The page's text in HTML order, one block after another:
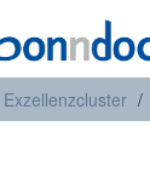
Exzellenzcluster